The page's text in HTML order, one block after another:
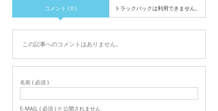
コメント ( 0 ) トラックバックは利用できません。
この記事へのコメントはありません。
名前 ( 必須 )
E-MAIL ( 必須 ) ※ 公開されません